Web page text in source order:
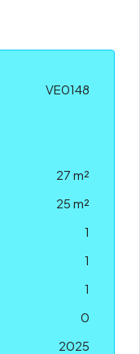
VE0148
27 m²
25 m²
1
1
1
0
2025